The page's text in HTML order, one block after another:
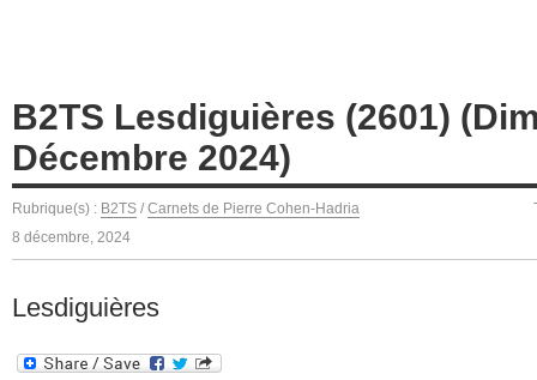
B2TS Lesdiguières (2601)
Décembre 2024)
Rubrique(s) : B2TS / Carnets de Pierre Cohen-Hadria
8 décembre, 2024
Lesdiguières